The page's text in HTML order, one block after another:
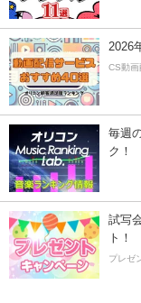
2026
CS動画
毎週
ク！
試写
ト！
プレゼ